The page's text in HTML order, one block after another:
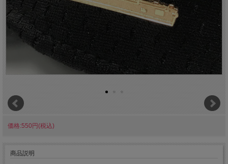
価格:550円(税込)
商品説明